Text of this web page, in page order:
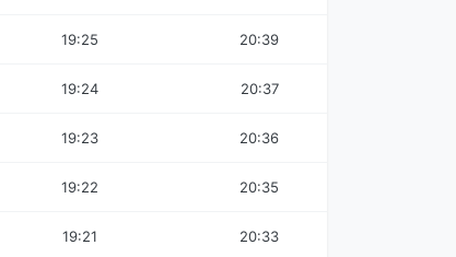
19:25 20:39
19:24 20:37
19:23 20:36
19:22 20:35
19:21 20:33